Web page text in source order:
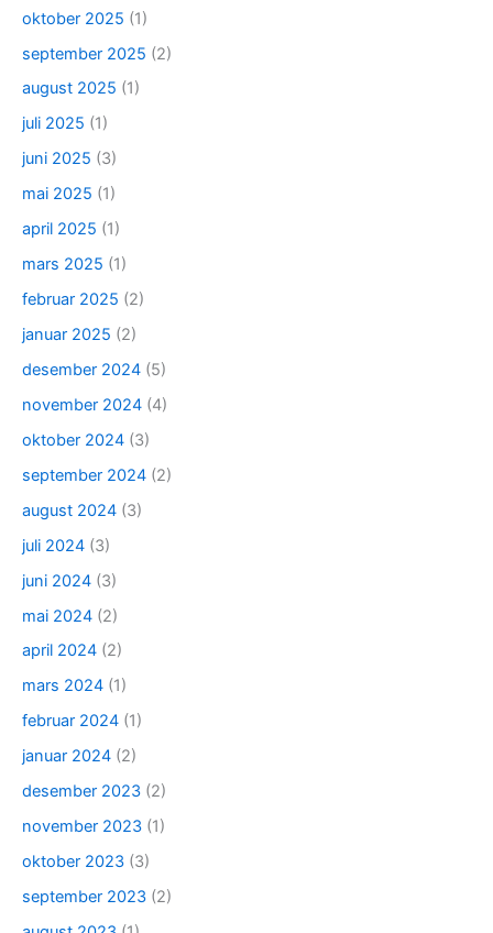
oktober 2025 (1)
september 2025 (2)
august 2025 (1)
juli 2025 (1)
juni 2025 (3)
mai 2025 (1)
april 2025 (1)
mars 2025 (1)
februar 2025 (2)
januar 2025 (2)
desember 2024 (5)
november 2024 (4)
oktober 2024 (3)
september 2024 (2)
august 2024 (3)
juli 2024 (3)
juni 2024 (3)
mai 2024 (2)
april 2024 (2)
mars 2024 (1)
februar 2024 (1)
januar 2024 (2)
desember 2023 (2)
november 2023 (1)
oktober 2023 (3)
september 2023 (2)